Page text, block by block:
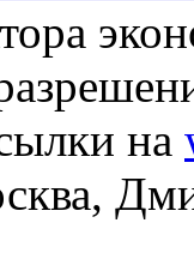
на